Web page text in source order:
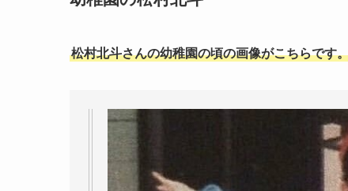
松村北斗さんの幼稚園の頃の画像がこちらです